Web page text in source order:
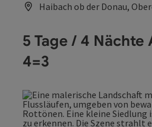
Haibach ob der Donau,
5 Tage / 4 Nächte
4=3